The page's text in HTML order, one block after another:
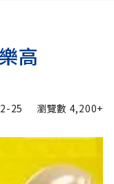
高
25 瀏覽數 4,200+